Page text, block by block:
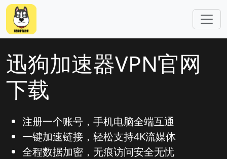
跳转到主要内容
迅狗加速器VPN官网
下载
注册一个账号，手机电脑全端互通
一键加速链接，轻松支持4K流媒体
全程数据加密，无痕访问安全无忧